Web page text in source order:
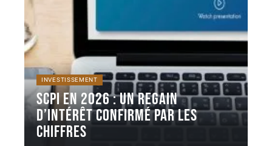
INVESTISSEMENT
SCPI en 2026 : un regain
d’intérêt confirmé par les
chiffres